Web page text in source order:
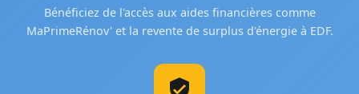
Bénéficiez de l'accès aux aides financières comme
MaPrimeRénov' et la revente de surplus d'énergie à EDF.